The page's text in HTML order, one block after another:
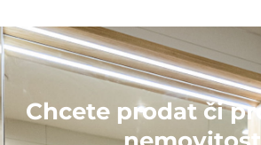
Chcete prodat či